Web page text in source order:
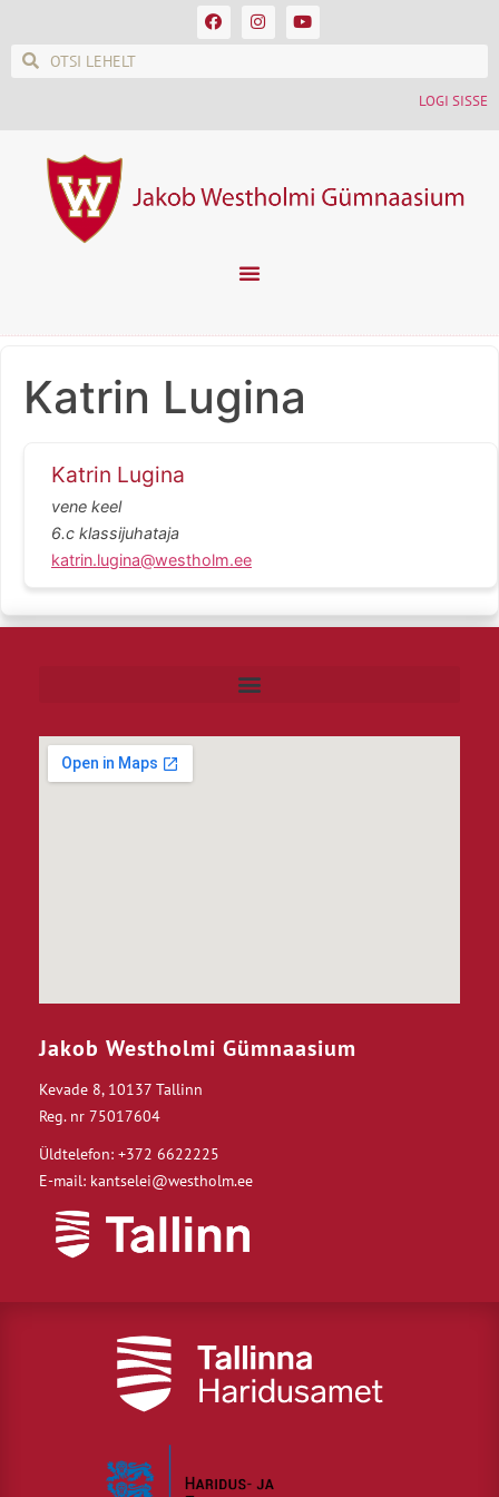
LOGI SISSE
Katrin Lugina
Katrin Lugina
vene keel
6.c klassijuhataja
katrin.lugina@westholm.ee
Jakob Westholmi Gümnaasium
Kevade 8, 10137 Tallinn
Reg. nr 75017604
Üldtelefon: +372 6622225
E-mail: kantselei@westholm.ee